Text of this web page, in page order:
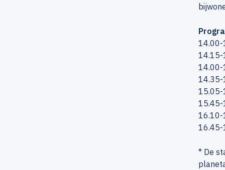
14.00-
14.15-
14.00-
14.35-
15.05-
15.45-
16.10-
16.45-
* De